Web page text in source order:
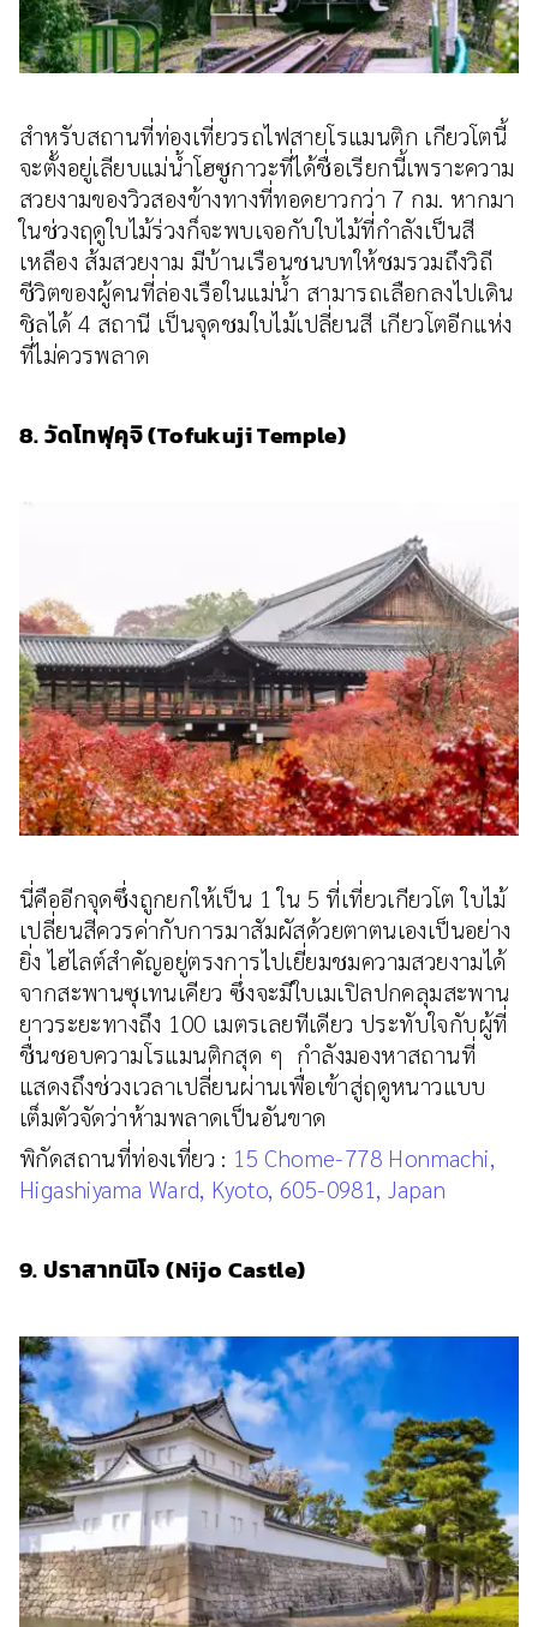
สำหรับสถานที่ท่องเที่ยวรถไฟสายโรแมนติก เกียวโตนี้
จะตั้งอยู่เลียบแม่น้ำโฮซูกาวะที่ได้ชื่อเรียกนี้เพราะความ
สวยงามของวิวสองข้างทางที่ทอดยาวกว่า 7 กม. หากมา
ในช่วงฤดูใบไม้ร่วงก็จะพบเจอกับใบไม้ที่กำลังเป็นสี
เหลือง ส้มสวยงาม มีบ้านเรือนชนบทให้ชมรวมถึงวิถี
ชีวิตของผู้คนที่ล่องเรือในแม่น้ำ สามารถเลือกลงไปเดิน
ชิลได้ 4 สถานี เป็นจุดชมใบไม้เปลี่ยนสี เกียวโตอีกแห่ง
ที่ไม่ควรพลาด
8. วัดโทฟุคุจิ (Tofukuji Temple)
นี่คืออีกจุดซึ่งถูกยกให้เป็น 1 ใน 5 ที่เที่ยวเกียวโต ใบไม้
เปลี่ยนสีควรค่ากับการมาสัมผัสด้วยตาตนเองเป็นอย่าง
ยิ่ง ไฮไลต์สำคัญอยู่ตรงการไปเยี่ยมชมความสวยงามได้
จากสะพานซุเทนเคียว ซึ่งจะมีใบเมเปิลปกคลุมสะพาน
ยาวระยะทางถึง 100 เมตรเลยทีเดียว ประทับใจกับผู้ที่
ชื่นชอบความโรแมนติกสุด ๆ กำลังมองหาสถานที่
แสดงถึงช่วงเวลาเปลี่ยนผ่านเพื่อเข้าสู่ฤดูหนาวแบบ
เต็มตัวจัดว่าห้ามพลาดเป็นอันขาด
พิกัดสถานที่ท่องเที่ยว : 15 Chome-778 Honmachi,
Higashiyama Ward, Kyoto, 605-0981, Japan
9. ปราสาทนิโจ (Nijo Castle)